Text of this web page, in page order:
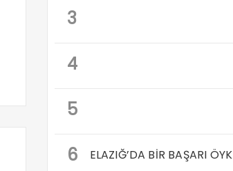
3
4
5
6
ELAZIĞ’DA BİR BAŞARI